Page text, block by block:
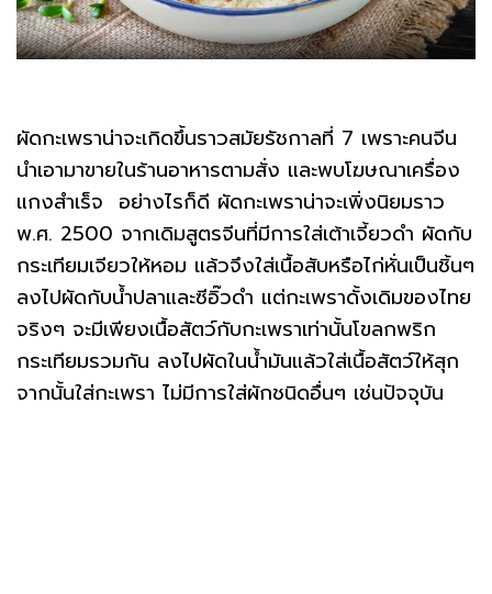
ผัดกะเพราน่าจะเกิดขึ้นราวสมัยรัชกาลที่ 7 เพราะคนจีน
นำเอามาขายในร้านอาหารตามสั่ง และพบโฆษณาเครื่อง
แกงสำเร็จ อย่างไรก็ดี ผัดกะเพราน่าจะเพิ่งนิยมราว
พ.ศ. 2500 จากเดิมสูตรจีนที่มีการใส่เต้าเจี้ยวดำ ผัดกับ
กระเทียมเจียวให้หอม แล้วจึงใส่เนื้อสับหรือไก่หั่นเป็นชิ้นๆ
ลงไปผัดกับน้ำปลาและซีอิ๊วดำ แต่กะเพราดั้งเดิมของไทย
จริงๆ จะมีเพียงเนื้อสัตว์กับกะเพราเท่านั้นโขลกพริก
กระเทียมรวมกัน ลงไปผัดในน้ำมันแล้วใส่เนื้อสัตว์ให้สุก
จากนั้นใส่กะเพรา ไม่มีการใส่ผักชนิดอื่นๆ เช่นปัจจุบัน